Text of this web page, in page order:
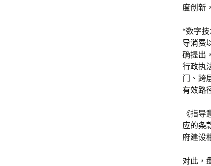
度创新
“数字
导消费
确提出
行政执
门、跨
有效路
《指
应的条
府建设
对此，